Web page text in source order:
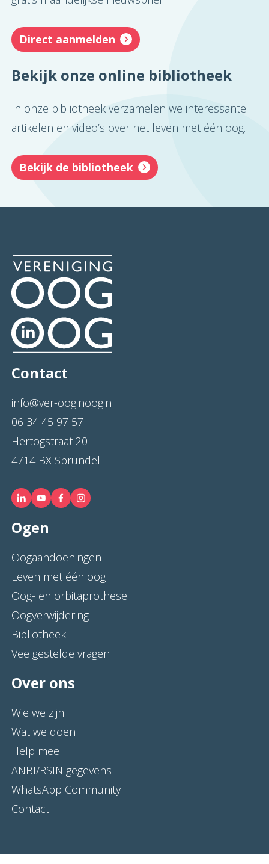
Direct aanmelden
Bekijk onze online bibliotheek
In onze bibliotheek verzamelen we interessante
artikelen en video’s over het leven met één oog.
Bekijk de bibliotheek
Contact
info@ver-ooginoog.nl
06 34 45 97 57
Hertogstraat 20
4714 BX Sprundel
Ogen
Oogaandoeningen
Leven met één oog
Oog- en orbitaprothese
Oogverwijdering
Bibliotheek
Veelgestelde vragen
Over ons
Wie we zijn
Wat we doen
Help mee
ANBI/RSIN gegevens
WhatsApp Community
Contact